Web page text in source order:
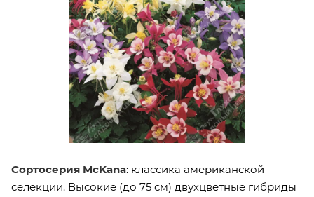
Сортосерия McKana: классика американской
селекции. Высокие (до 75 см) двухцветные гибриды